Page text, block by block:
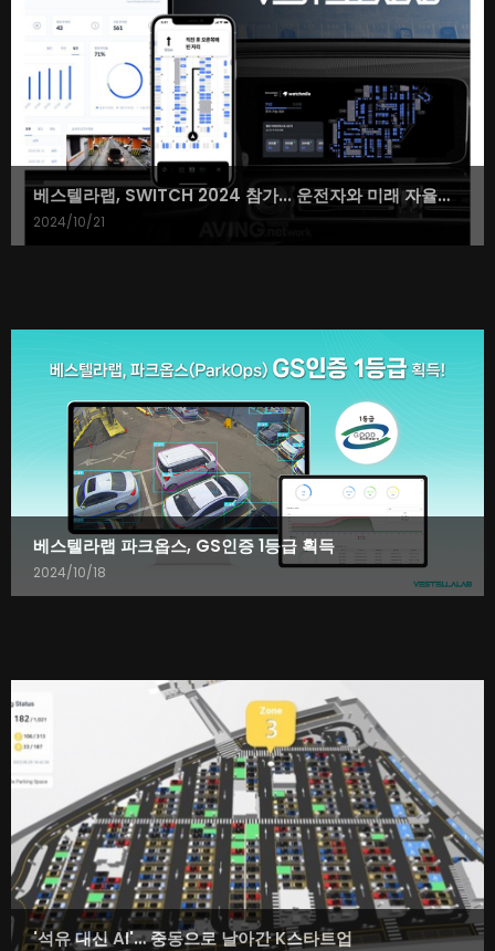
베스텔라랩, SWITCH 2024 참가... 운전자와 미래 자율주행 시대 위한 혁신적인 주차 솔루션 알린다
2024/10/21
베스텔라랩 파크옵스, GS인증 1등급 획득
2024/10/18
'석유 대신 AI'… 중동으로 날아간 K스타트업